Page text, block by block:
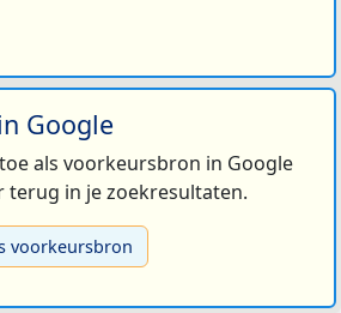
Google
als voorkeursbron in Google
terug in je zoekresultaten.
voorkeursbron